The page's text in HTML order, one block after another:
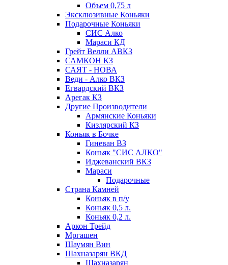
Объем 0,75 л
Эксклюзивные Коньяки
Подарочные Коньяки
СИС Алко
Мараси КД
Грейт Велли АВКЗ
САМКОН КЗ
САЯТ - НОВА
Веди - Алко ВКЗ
Егвардский ВКЗ
Арегак КЗ
Другие Производители
Армянские Коньяки
Кизлярский КЗ
Коньяк в Бочке
Гиневан ВЗ
Коньяк "СИС АЛКО"
Иджеванский ВКЗ
Мараси
Подарочные
Страна Камней
Коньяк в п/у
Коньяк 0,5 л.
Коньяк 0,2 л.
Аркон Трейд
Мргашен
Шаумян Вин
Шахназарян ВКД
Шахназарян